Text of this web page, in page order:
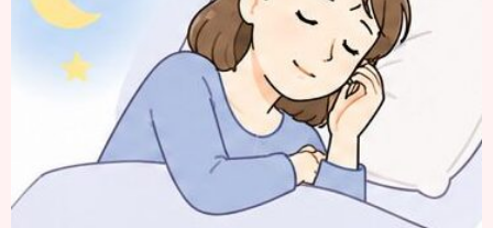
当院の特徴
スタッフの紹介
お客様の声
よくあるご質問
概要とアクセス